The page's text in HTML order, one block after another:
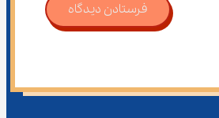
فرستادن دیدگاه